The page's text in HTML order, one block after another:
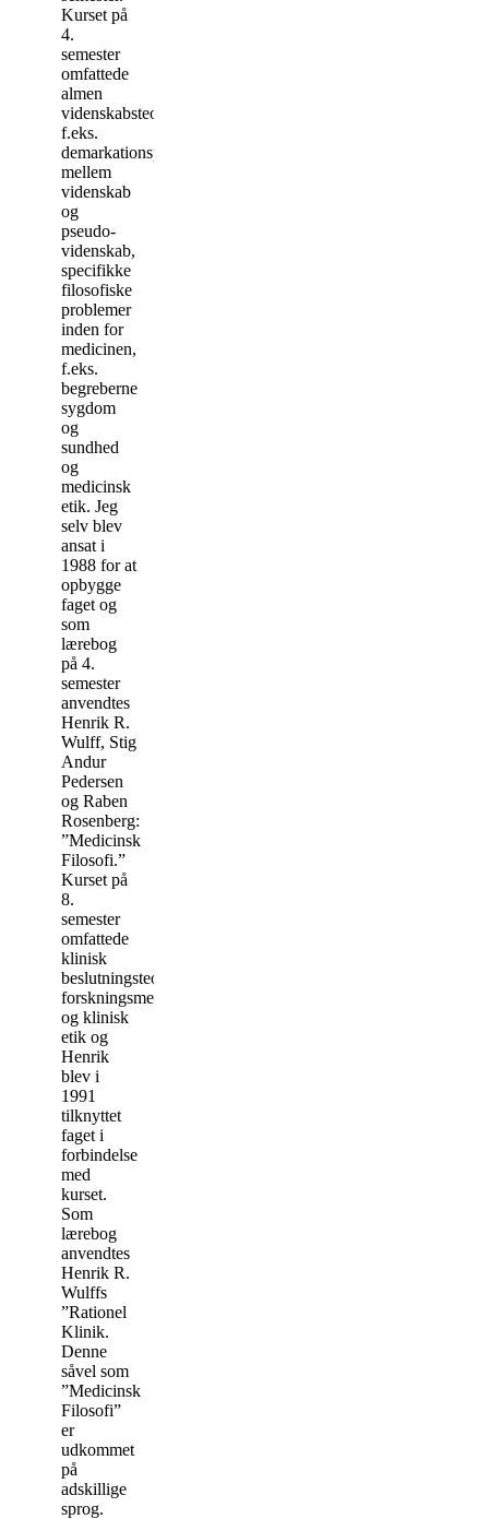
Kurset på
4.
semester
omfattede
almen
videnskabsteori,
f.eks.
demarkationsproblement
mellem
videnskab
og
pseudo-
videnskab,
specifikke
filosofiske
problemer
inden for
medicinen,
f.eks.
begreberne
sygdom
og
sundhed
og
medicinsk
etik. Jeg
selv blev
ansat i
1988 for at
opbygge
faget og
som
lærebog
på 4.
semester
anvendtes
Henrik R.
Wulff, Stig
Andur
Pedersen
og Raben
Rosenberg:
”Medicinsk
Filosofi.”
Kurset på
8.
semester
omfattede
klinisk
beslutningsteori,
forskningsmetodologi
og klinisk
etik og
Henrik
blev i
1991
tilknyttet
faget i
forbindelse
med
kurset.
Som
lærebog
anvendtes
Henrik R.
Wulffs
”Rationel
Klinik.
Denne
såvel som
”Medicinsk
Filosofi”
er
udkommet
på
adskillige
sprog.